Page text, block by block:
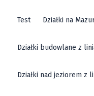
Test Działki na
Działki budowlane z
Działki nad jeziorem z